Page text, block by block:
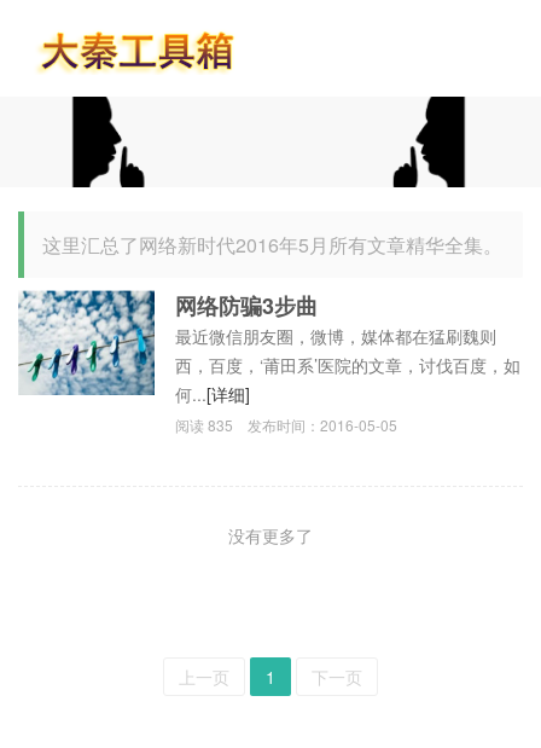
这里汇总了网络新时代2016年5月所有文章精华全集。
网络防骗3步曲
最近微信朋友圈，微博，媒体都在猛刷魏则
西，百度，‘莆田系’医院的文章，讨伐百度，如
何...[详细]
阅读835 发布时间：2016-05-05
没有更多了
上一页 1 下一页